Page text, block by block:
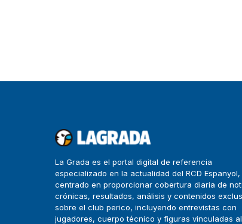
La Grada es el portal digital de referencia
especializado en la actualidad del RCD Espanyol,
centrado en proporcionar cobertura diaria de
crónicas, resultados, análisis y contenidos
sobre el club perico, incluyendo entrevistas con
jugadores, cuerpo técnico y figuras vinculadas al